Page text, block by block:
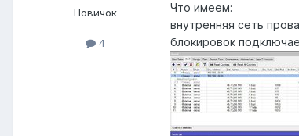
Новичок
4
Что имеем:
внутренняя сеть
блокировок